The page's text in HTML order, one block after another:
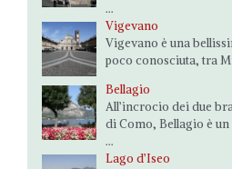
...
Vigevano
Vigevano è una
poco conosciuta, tra
Bellagio
All’incrocio dei due
di Como, Bellagio è
...
Lago d’Iseo